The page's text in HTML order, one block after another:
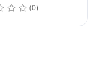
(0)